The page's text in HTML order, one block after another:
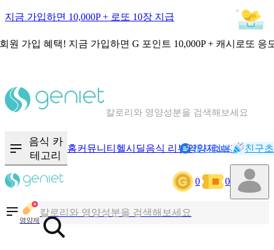
지금 가입하면 10,000P + 로또 10장 지급
원 가입 혜택! 지금 가입하면 G 포인트 10,000P + 캐시로또 응
혈당 · 다이어트 음식 검색해보세요
음식 카
테고리
홈커뮤니티 헬시딜음식 리뷰영양제NEW기록
캐시리뷰 친구
0 0
영양제
칼로리와 영양성분을 검색해보세요
혈당 · 다이어트 음식 검색해보세요
음식 · 영양제 리뷰를 찾아보세요